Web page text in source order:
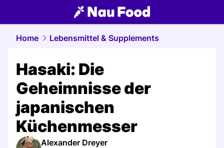
food.NAU.ch
Home Lebensmittel & Supplements
Hasaki: Die
Geheimnisse der
japanischen
Küchenmesser
Alexander Dreyer